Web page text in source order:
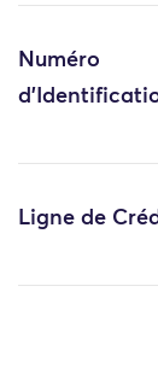
Numéro
Ligne de